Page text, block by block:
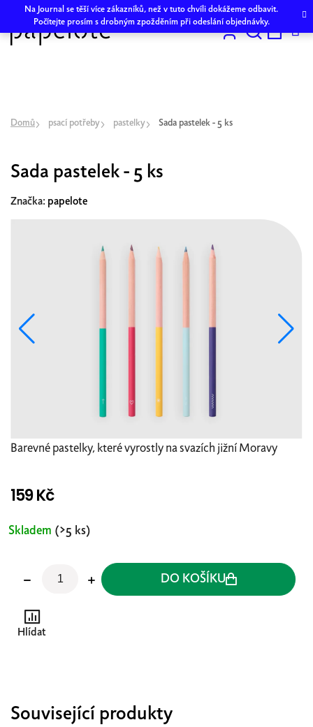
obsah
Na Journal se těší více zákazníků, než v tuto chvíli dokážeme odbavit.
Počítejte prosím s drobným zpožděním při odeslání objednávky.
Hledat
Domů psací potřeby pastelky Sada pastelek - 5 ks
Barevné pastelky, které vyrostly na svazích jižní Moravy
159 Kč
Měrná
Skladem (>5 ks)
DO KOŠÍKU
Hlídat
Sada pastelek - 5 ks
Značka: papelote
Související produkty